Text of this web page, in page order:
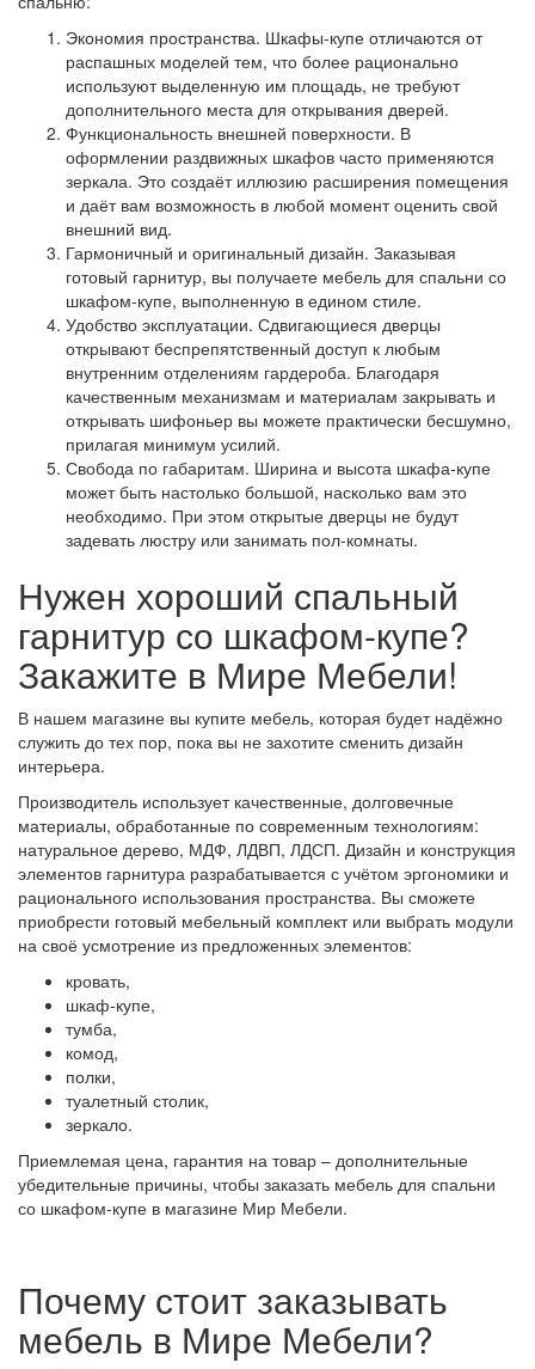
Экономия пространства. Шкафы-купе отличаются от
распашных моделей тем, что более рационально
используют выделенную им площадь, не требуют
дополнительного места для открывания дверей.
Функциональность внешней поверхности. В
оформлении раздвижных шкафов часто применяются
зеркала. Это создаёт иллюзию расширения помещения
и даёт вам возможность в любой момент оценить свой
внешний вид.
Гармоничный и оригинальный дизайн. Заказывая
готовый гарнитур, вы получаете мебель для спальни со
шкафом-купе, выполненную в едином стиле.
Удобство эксплуатации. Сдвигающиеся дверцы
открывают беспрепятственный доступ к любым
внутренним отделениям гардероба. Благодаря
качественным механизмам и материалам закрывать и
открывать шифоньер вы можете практически бесшумно,
прилагая минимум усилий.
Свобода по габаритам. Ширина и высота шкафа-купе
может быть настолько большой, насколько вам это
необходимо. При этом открытые дверцы не будут
задевать люстру или занимать пол-комнаты.
Нужен хороший спальный
гарнитур со шкафом-купе?
Закажите в Мире Мебели!
В нашем магазине вы купите мебель, которая будет надёжно
служить до тех пор, пока вы не захотите сменить дизайн
интерьера.
Производитель использует качественные, долговечные
материалы, обработанные по современным технологиям:
натуральное дерево, МДФ, ЛДВП, ЛДСП. Дизайн и конструкция
элементов гарнитура разрабатывается с учётом эргономики и
рационального использования пространства. Вы сможете
приобрести готовый мебельный комплект или выбрать модули
на своё усмотрение из предложенных элементов:
кровать,
шкаф-купе,
тумба,
комод,
полки,
туалетный столик,
зеркало.
Приемлемая цена, гарантия на товар – дополнительные
убедительные причины, чтобы заказать мебель для спальни
со шкафом-купе в магазине Мир Мебели.
Почему стоит заказывать
мебель в Мире Мебели?